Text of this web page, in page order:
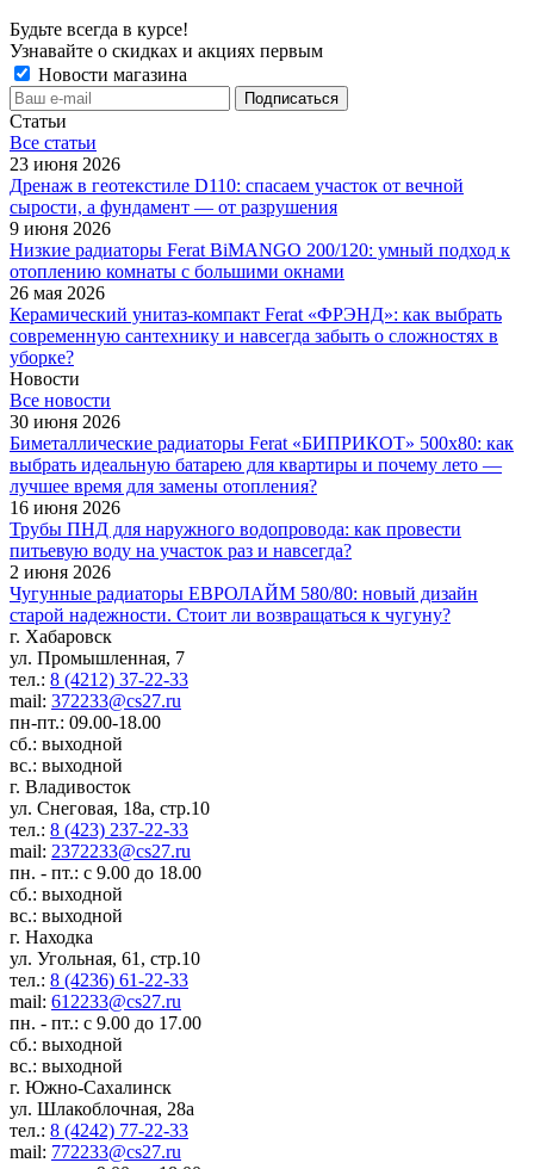
Будьте всегда в курсе!
Узнавайте о скидках и акциях первым
Новости магазина
Статьи
Все cтатьи
23 июня 2026
Дренаж в геотекстиле D110: спасаем участок от вечной
сырости, а фундамент — от разрушения
9 июня 2026
Низкие радиаторы Ferat BiMANGO 200/120: умный подход к
отоплению комнаты с большими окнами
26 мая 2026
Керамический унитаз-компакт Ferat «ФРЭНД»: как выбрать
современную сантехнику и навсегда забыть о сложностях в
уборке?
Новости
Все новости
30 июня 2026
Биметаллические радиаторы Ferat «БИПРИКОТ» 500x80: как
выбрать идеальную батарею для квартиры и почему лето —
лучшее время для замены отопления?
16 июня 2026
Трубы ПНД для наружного водопровода: как провести
питьевую воду на участок раз и навсегда?
2 июня 2026
Чугунные радиаторы ЕВРОЛАЙМ 580/80: новый дизайн
старой надежности. Стоит ли возвращаться к чугуну?
г. Хабаровск
ул. Промышленная, 7
тел.: 8 (4212) 37-22-33
mail: 372233@cs27.ru
пн-пт.: 09.00-18.00
сб.: выходной
вс.: выходной
г. Владивосток
ул. Снеговая, 18а, стр.10
тел.: 8 (423) 237-22-33
mail: 2372233@cs27.ru
пн. - пт.: с 9.00 до 18.00
сб.: выходной
вс.: выходной
г. Находка
ул. Угольная, 61, стр.10
тел.: 8 (4236) 61-22-33
mail: 612233@cs27.ru
пн. - пт.: с 9.00 до 17.00
сб.: выходной
вс.: выходной
г. Южно-Сахалинск
ул. Шлакоблочная, 28а
тел.: 8 (4242) 77-22-33
mail: 772233@cs27.ru